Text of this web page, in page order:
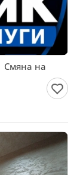
Смяна на